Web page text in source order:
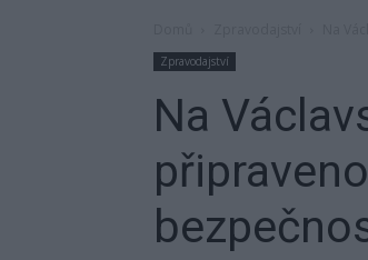
Zpravodajství
Na